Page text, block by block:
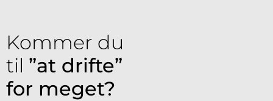
Kommer du
til ”at drifte”
for meget?